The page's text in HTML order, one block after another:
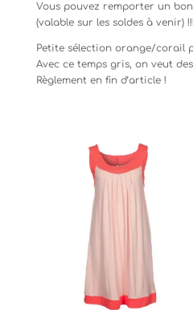
Vous pouvez remporter un
(valable sur les soldes à venir)
Petite sélection orange/corail
Avec ce temps gris, on veut
Règlement en fin d’article !